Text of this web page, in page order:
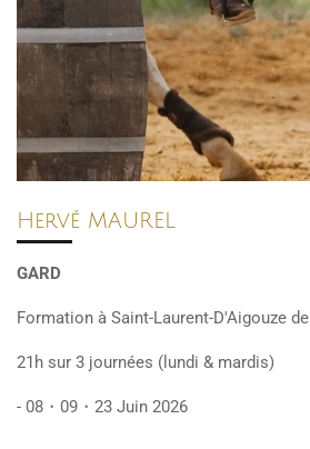
Hervé MAUREL
GARD
Formation à Saint-Laurent-D'Aigouze de
21h sur 3 journées (lundi & mardis)
- 08 ・ 09 ・23 Juin 2026